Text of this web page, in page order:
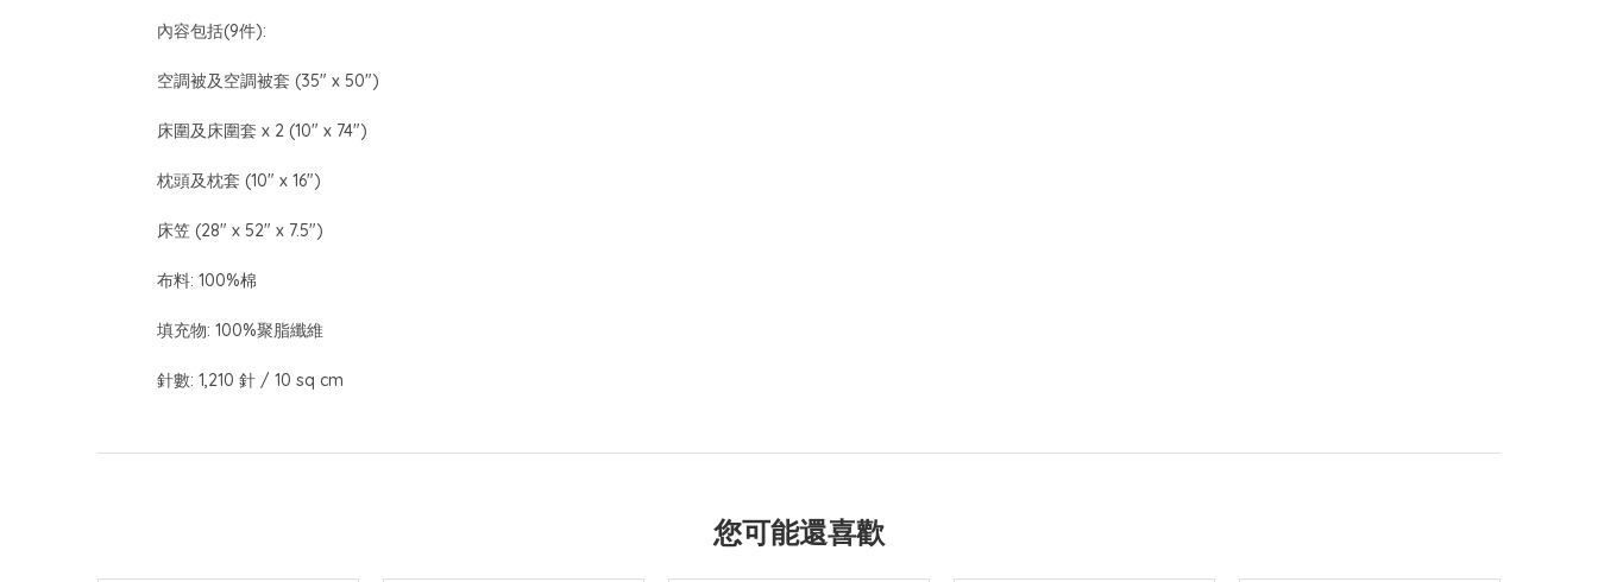
內容包括(9件):
空調被及空調被套 (35" x 50")
床圍及床圍套 x 2 (10" x 74")
枕頭及枕套 (10" x 16")
床笠 (28" x 52" x 7.5")
布料: 100%棉
填充物: 100%聚脂纖維
針數: 1,210 針 / 10 sq cm
您可能還喜歡